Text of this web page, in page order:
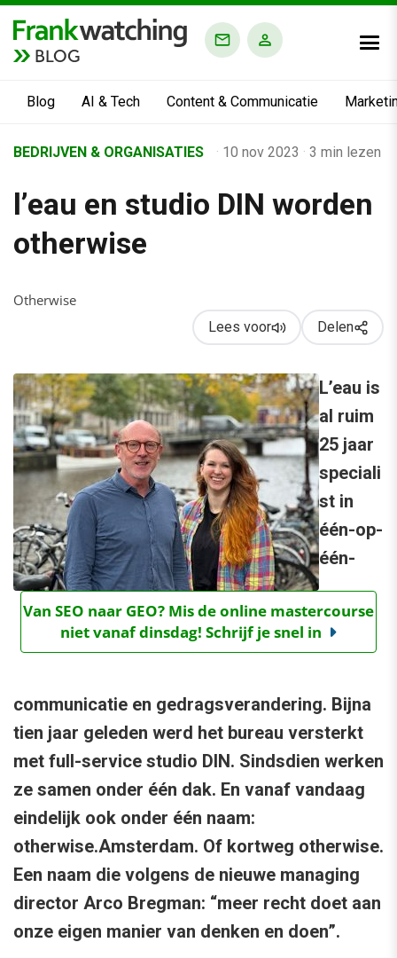
BLOG
Blog AI & Tech Content & Communicatie
Business Channel
l’eau en studio DIN worden otherwise
BEDRIJVEN & ORGANISATIES · 10 nov 2023 · 3 min lezen
l’eau en studio DIN worden
otherwise
Otherwise
Lees voor Delen
Van SEO naar GEO? Mis de online mastercourse
niet vanaf dinsdag! Schrijf je snel in
L’eau is
al ruim
25 jaar
speciali
st in
één-op-
één-
communicatie en gedragsverandering. Bijna
tien jaar geleden werd het bureau versterkt
met full-service studio DIN. Sindsdien werken
ze samen onder één dak. En vanaf vandaag
eindelijk ook onder één naam:
otherwise.Amsterdam. Of kortweg otherwise.
Een naam die volgens de nieuwe managing
director Arco Bregman: “meer recht doet aan
onze eigen manier van denken en doen”.